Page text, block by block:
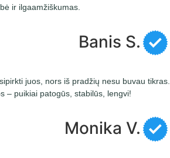
ir ilgaamžiškumas.
Banis S.
juos, nors iš pradžių nesu buvau tikras.
– puikiai patogūs, stabilūs, lengvi!
Monika V.